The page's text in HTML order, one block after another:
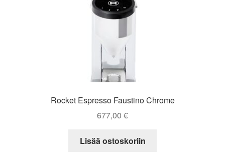
Rocket Espresso Faustino Chrome
677,00 €
Lisää ostoskoriin